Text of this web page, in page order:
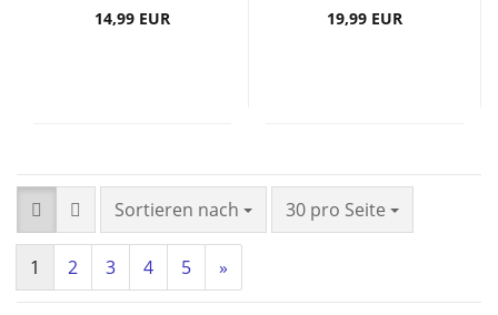
14,99 EUR 19,99 EUR
Sortieren nach 30 pro Seite
1 2 3 4 5 »